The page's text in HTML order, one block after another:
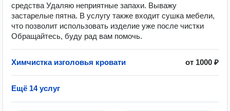
средства Удаляю неприятные запахи. Выважу
застарелые пятна. В услугу также входит сушка мебели,
что позволит использовать изделие уже после чистки
Обращайтесь, буду рад вам помочь.
Химчистка изголовья кровати от 1000 ₽
Ещё 14 услуг